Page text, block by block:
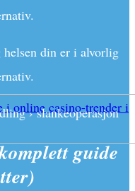
i online casino-trender i
helsen din er i alvorlig
› slankeoperasjon
guide